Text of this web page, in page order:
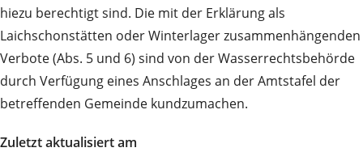
hiezu berechtigt sind. Die mit der Erklärung als
Laichschonstätten oder Winterlager zusammenhängenden
Verbote (Abs. 5 und 6) sind von der Wasserrechtsbehörde
durch Verfügung eines Anschlages an der Amtstafel der
betreffenden Gemeinde kundzumachen.
Zuletzt aktualisiert am